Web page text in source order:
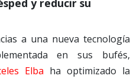
a una nueva tecnología
en sus bufés,
Elba ha optimizado la